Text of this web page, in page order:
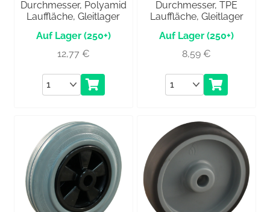
Durchmesser, Polyamid
Lauffläche, Gleitlager
(250+)
12,77 €
Anzahl
Durchmesser, TPE
Lauffläche, Gleitlager
(250+)
8,59€
Anzahl